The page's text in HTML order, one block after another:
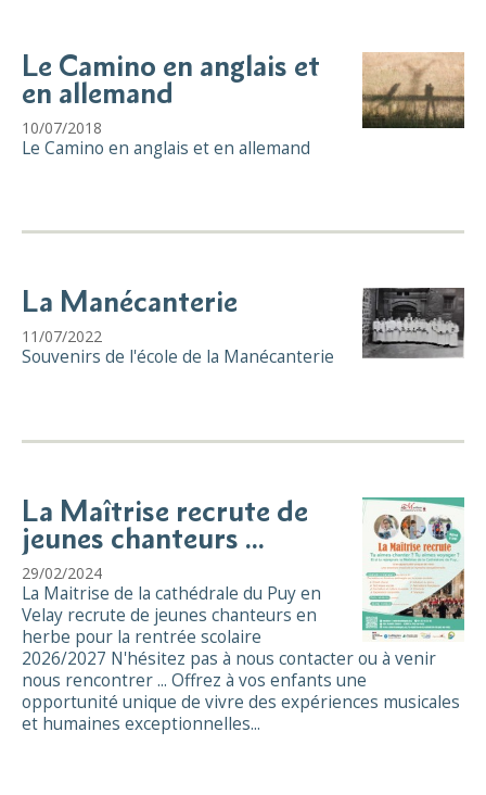
Le Camino en anglais et
en allemand
10/07/2018
Le Camino en anglais et en allemand
La Manécanterie
11/07/2022
Souvenirs de l'école de la Manécanterie
La Maîtrise recrute de
jeunes chanteurs ...
29/02/2024
La Maitrise de la cathédrale du Puy en
Velay recrute de jeunes chanteurs en
herbe pour la rentrée scolaire
2026/2027 N'hésitez pas à nous contacter ou à venir
nous rencontrer ... Offrez à vos enfants une
opportunité unique de vivre des expériences musicales
et humaines exceptionnelles...